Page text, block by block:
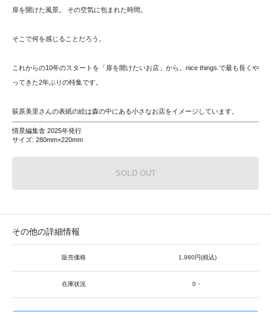
扉を開けた風景。 その空気に包まれた時間。
そこで何を感じることだろう。
これからの10年のスタートを「扉を開けたいお店」から。nice things.で最も長くや
ってきた2年ぶりの特集です。
荻原美里さんの表紙の絵は森の中にある小さなお店をイメージしています。
情景編集舎 2025年発行
サイズ: 280mm×220mm
SOLD OUT
その他の詳細情報
販売価格 1,980円(税込)
在庫状況 0・